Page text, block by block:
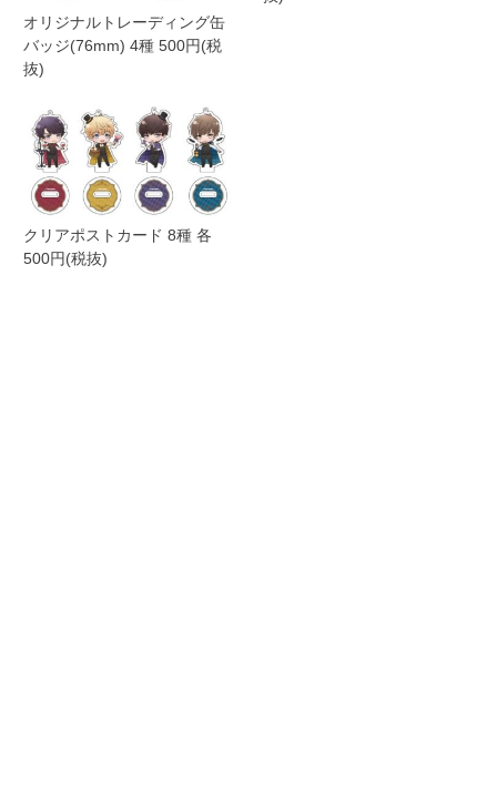
オリジナルトレーディング缶
バッジ(76mm) 4種 500円(税
抜)
クリアポストカード 8種 各
500円(税抜)